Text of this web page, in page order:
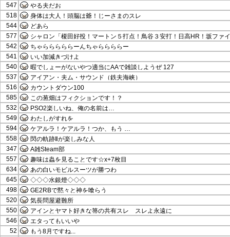
547
やる夫だお
518
身体は大人！頭脳は爺！じーさまのスレ
544
どあら
577
シャロン「榎田好投！マートン５打点！鳥谷３安打！日高HR！坂ファ
542
ちゃらららららーんちゃららららー
541
いい加減きづけよ
540
暇でしょーがないやつ適当にAAで雑談しようぜ 127
537
アイアン・夫ム・サウンド（鉄夫海峡）
516
カウントダウン100
585
この葱畑はフィクションです！？
532
PSO2楽しいね、俺の名前は…
549
わたしがすれを
594
ケアルラ！ケアルラ！つか、もう …
558
閃の軌跡Ⅱが楽しみな人
347
A雑Steam部
557
趣味は蟲を見ることです☆x+7枚目
634
あの白いモビルスーツが勝つわ
645
◇◇◇水銀燈◇◇◇
498
GE2RBで黙々と神を喰らう
520
気長問屋避難所
550
アインとヤマト好きな箒の共有スレ スレよ永遠に
546
エタってもいいや
52
もう8月ですね...